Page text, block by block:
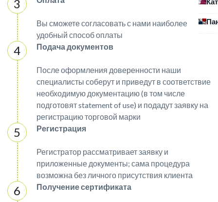
Вы сможете согласовать с нами наиболее
удобный способ оплаты
Подача документов
После оформления доверенности наши
специалисты соберут и приведут в соответствие
необходимую документацию (в том числе
подготовят statement of use) и подадут заявку на
регистрацию торговой марки
Регистрация
Регистратор рассматривает заявку и
приложенные документы; сама процедура
возможна без личного присутствия клиента
Получение сертификата